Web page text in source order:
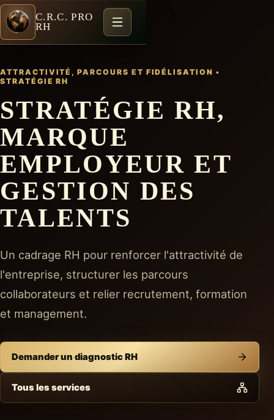
C.R.C. PRO
RH
ATTRACTIVITÉ, PARCOURS ET FIDÉLISATION •
STRATÉGIE RH
STRATÉGIE RH,
MARQUE
EMPLOYEUR ET
GESTION DES
TALENTS
Un cadrage RH pour renforcer l'attractivité de
l'entreprise, structurer les parcours
collaborateurs et relier recrutement, formation
et management.
Demander un diagnostic RH
Tous les services